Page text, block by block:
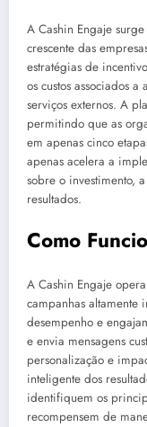
A Cashin Engaje
crescente das
estratégias de
os custos associados
serviços externos. A
permitindo que as
em apenas cinco
apenas acelera a
sobre o investimento,
resultados.
Como
A Cashin Engaje
campanhas altamente
desempenho e
e envia mensagens
personalização e
inteligente dos
identifiquem os
recompensem de